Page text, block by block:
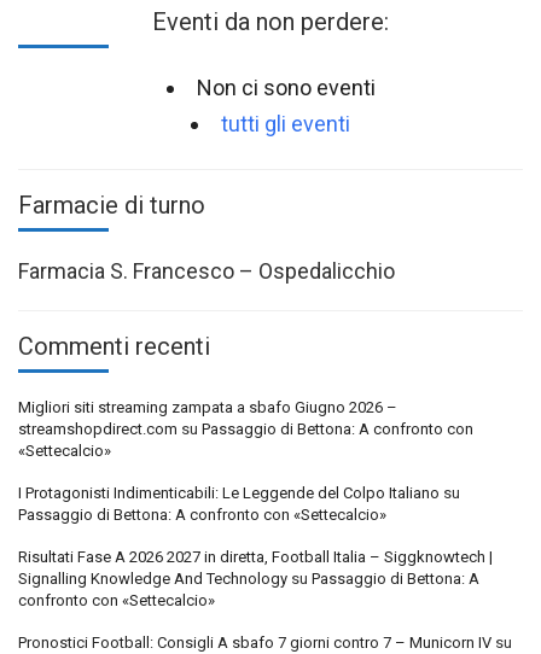
Eventi da non perdere:
Non ci sono eventi
tutti gli eventi
Farmacie di turno
Farmacia S. Francesco – Ospedalicchio
Commenti recenti
Migliori siti streaming zampata a sbafo Giugno 2026 –
streamshopdirect.com su Passaggio di Bettona: A confronto con
«Settecalcio»
I Protagonisti Indimenticabili: Le Leggende del Colpo Italiano su
Passaggio di Bettona: A confronto con «Settecalcio»
Risultati Fase A 2026 2027 in diretta, Football Italia – Siggknowtech |
Signalling Knowledge And Technology su Passaggio di Bettona: A
confronto con «Settecalcio»
Pronostici Football: Consigli A sbafo 7 giorni contro 7 – Municorn IV su